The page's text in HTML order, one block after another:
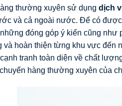
thường xuyên sử dụng dịch
và cả ngoài nước. Để có
đóng góp ý kiến cũng như
và hoàn thiện từng khu vực đến
tranh toàn diện về chất
hàng thường xuyên của